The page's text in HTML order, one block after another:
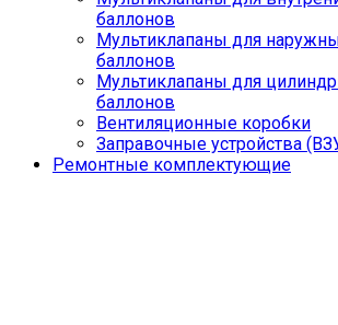
баллонов
Мультиклапаны для
баллонов
Мультиклапаны для
баллонов
Вентиляционные коробки
Заправочные устройства
Ремонтные комплектующие